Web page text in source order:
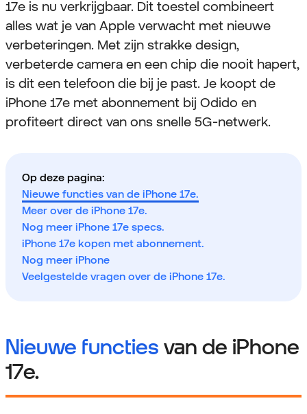
17e is nu verkrijgbaar. Dit toestel combineert
alles wat je van Apple verwacht met nieuwe
verbeteringen. Met zijn strakke design,
verbeterde camera en een chip die nooit hapert,
is dit een telefoon die bij je past. Je koopt de
iPhone 17e met abonnement bij Odido en
profiteert direct van ons snelle 5G-netwerk.
Op deze pagina:
Nieuwe functies van de iPhone 17e.
Meer over de iPhone 17e.
Nog meer iPhone 17e specs.
iPhone 17e kopen met abonnement.
Nog meer iPhone
Veelgestelde vragen over de iPhone 17e.
Nieuwe functies van de iPhone
17e.